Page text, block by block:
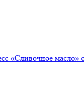
«Сливочное масло»